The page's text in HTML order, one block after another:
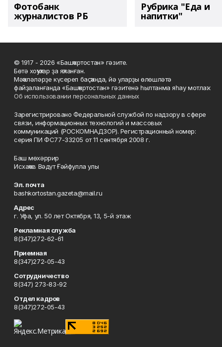
Фотобанк
журналистов РБ
Рубрика "Еда и
напитки"
© 1917 - 2026 «Башҡортостан» гәзите.
Бөтә хоҡуҡтар ҙа яҡланған.
Мәҡәләләрҙе күсереп баҫҡанда, йә уларҙы өлөшләтә
файҙаланғанда «Башҡортостан» гәзитенә һылтанма яһау мотлаҡ.
Об использовании персональных данных
Зарегистрировано Федеральной службой по надзору в сфере
связи, информационных технологий и массовых
коммуникаций (РОСКОМНАДЗОР). Регистрационный номер:
серия ПИ ФС77-33205 от 11 сентября 2008 г.
Баш мөхәррир
Исхаҡов Вәдүт Ғәйфулла улы
Эл. почта
bashkortostan.gazeta@mail.ru
Адрес
г. Уфа, ул. 50 лет Октября, 13, 5-й этаж
Рекламная служба
8(347)272-62-61
Приемная
8(347)272-05-43
Сотрудничество
8(347) 273-83-92
Отдел кадров
8(347)272-05-43